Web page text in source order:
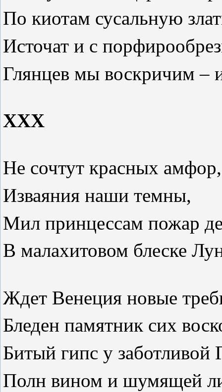
По киотам сусальную
Источат и с
Глянцев мы воскричим –
XXX
Не сочтут красных
Изваяния наши темны,
Мил принцессам пожар
В малахитовом блеске
Ждет Венеция новые
Бледен памятник сих
Битый гипс у заботливой
Полн вином и шумящей